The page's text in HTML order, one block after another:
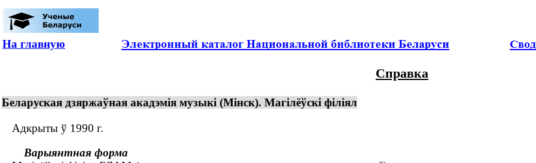
На главную
Справка
Беларуская дзяржаўная акадэмія музыкі (Мінск). Магілёўскі філіял
Адкрыты ў 1990 г.
Варыянтная форма